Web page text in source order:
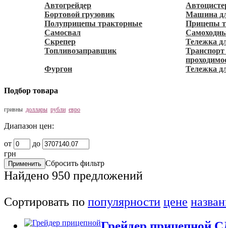
Автогрейдер
Бортовой грузовик
Машина
Полуприцепы тракторные
Прицепы
Самосвал
Скрепер
Тележка
Топливозаправщик
Фургон
Тележка
Подбор товара
гривны доллары рубли евро
Диапазон цен:
от
до
грн
Сбросить фильтр
Найдено 950 предложений
Сортировать по популярности цене